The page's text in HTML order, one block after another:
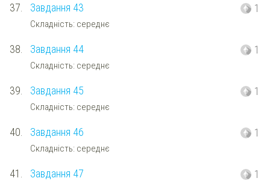
37. Завдання 43
Складність: середнє
1
38. Завдання 44
Складність: середнє
1
39. Завдання 45
Складність: середнє
1
40. Завдання 46
Складність: середнє
1
41. Завдання 47 1